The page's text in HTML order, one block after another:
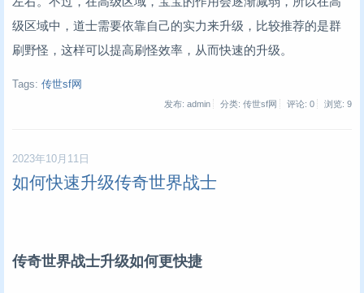
级区域中，道士需要依靠自己的实力来升级，比较推荐的是群
刷野怪，这样可以提高刷怪效率，从而快速的升级。
Tags: 传世sf网
发布: admin 分类: 传世sf网 评论: 0 浏览: 9
2023年10月11日
如何快速升级传奇世界战士
传奇世界战士升级如何更快捷